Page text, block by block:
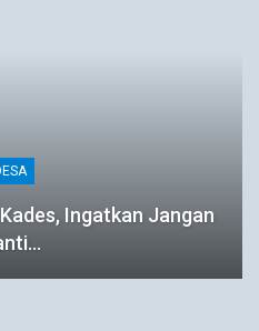
Ingatkan Jangan